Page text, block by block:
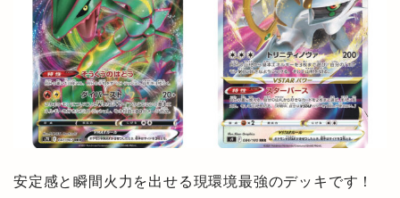
安定感と瞬間火力を出せる現環境最強のデッキです！